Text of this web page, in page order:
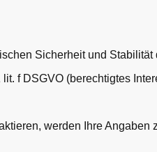
Sicherheit und Stabilität
f DSGVO (berechtigtes
werden Ihre Angaben